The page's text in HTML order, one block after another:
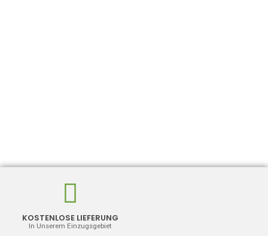
KOSTENLOSE LIEFERUNG
In Unserem Einzugsgebiet